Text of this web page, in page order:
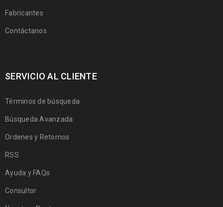
Fabricantes
Contáctanos
SERVICIO AL CLIENTE
Términos de búsqueda
Búsqueda Avanzada
Ordenes y Retornos
RSS
Ayuda y FAQs
Consultor